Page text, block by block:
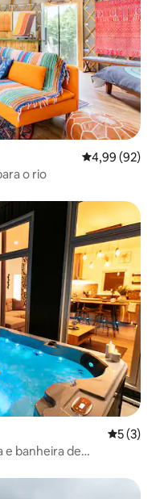
4,99 de uma
4,99 (92)
o rio
5 de
5 (3)
e banheira de